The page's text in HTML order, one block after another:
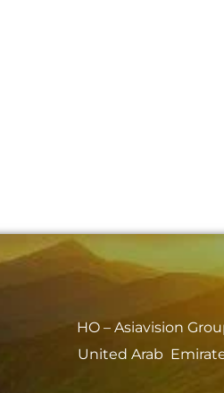
HO – Asiavision
United Arab